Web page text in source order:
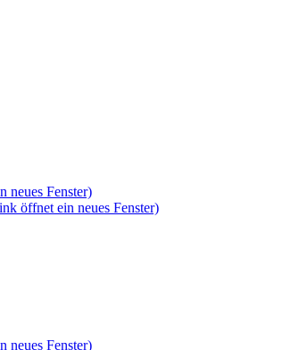
neues Fenster)
öffnet ein neues Fenster)
neues Fenster)